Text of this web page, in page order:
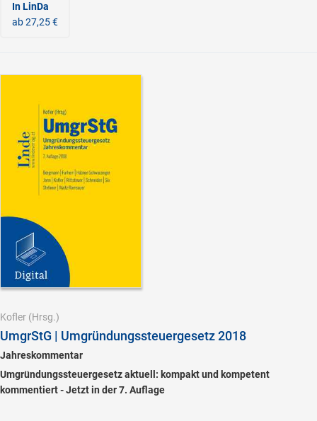
In LinDa
ab 27,25 €
Kofler (Hrsg.)
UmgrStG | Umgründungssteuergesetz 2018
Jahreskommentar
Umgründungssteuergesetz aktuell: kompakt und kompetent
kommentiert - Jetzt in der 7. Auflage